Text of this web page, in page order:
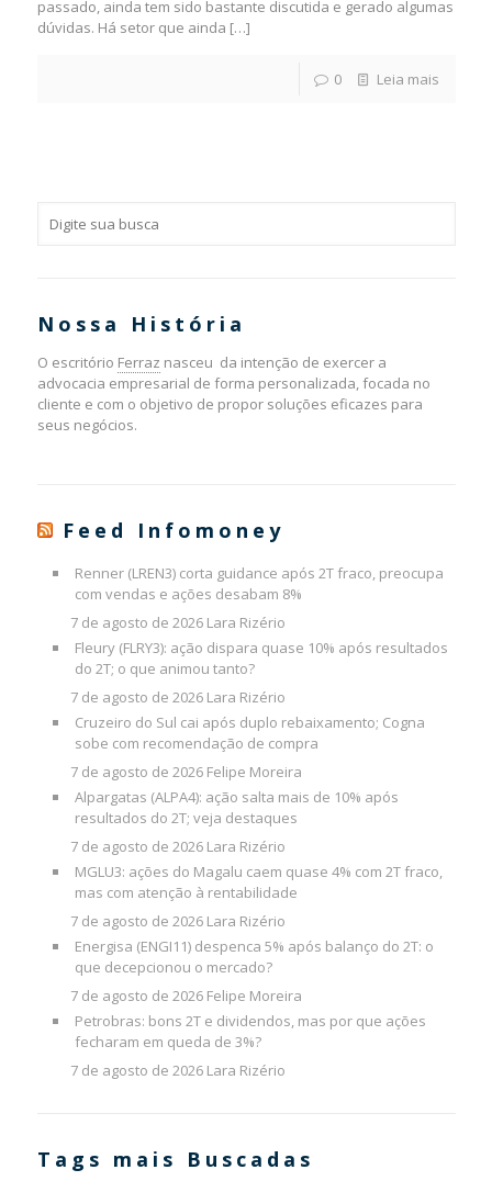
passado, ainda tem sido bastante discutida e gerado algumas
dúvidas. Há setor que ainda […]
0 Leia mais
Nossa História
O escritório Ferraz nasceu da intenção de exercer a
advocacia empresarial de forma personalizada, focada no
cliente e com o objetivo de propor soluções eficazes para
seus negócios.
Feed Infomoney
Renner (LREN3) corta guidance após 2T fraco, preocupa
com vendas e ações desabam 8%
7 de agosto de 2026 Lara Rizério
Fleury (FLRY3): ação dispara quase 10% após resultados
do 2T; o que animou tanto?
7 de agosto de 2026 Lara Rizério
Cruzeiro do Sul cai após duplo rebaixamento; Cogna
sobe com recomendação de compra
7 de agosto de 2026 Felipe Moreira
Alpargatas (ALPA4): ação salta mais de 10% após
resultados do 2T; veja destaques
7 de agosto de 2026 Lara Rizério
MGLU3: ações do Magalu caem quase 4% com 2T fraco,
mas com atenção à rentabilidade
7 de agosto de 2026 Lara Rizério
Energisa (ENGI11) despenca 5% após balanço do 2T: o
que decepcionou o mercado?
7 de agosto de 2026 Felipe Moreira
Petrobras: bons 2T e dividendos, mas por que ações
fecharam em queda de 3%?
7 de agosto de 2026 Lara Rizério
Tags mais Buscadas